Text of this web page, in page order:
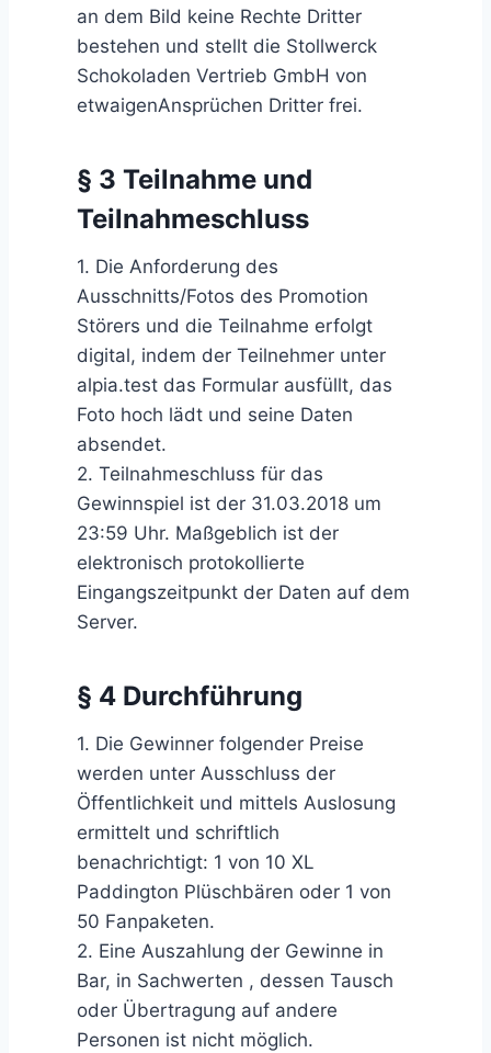
an dem Bild keine Rechte Dritter
bestehen und stellt die Stollwerck
Schokoladen Vertrieb GmbH von
etwaigenAnsprüchen Dritter frei.
§ 3 Teilnahme und
Teilnahmeschluss
1. Die Anforderung des
Ausschnitts/Fotos des Promotion
Störers und die Teilnahme erfolgt
digital, indem der Teilnehmer unter
alpia.test das Formular ausfüllt, das
Foto hoch lädt und seine Daten
absendet.
2. Teilnahmeschluss für das
Gewinnspiel ist der 31.03.2018 um
23:59 Uhr. Maßgeblich ist der
elektronisch protokollierte
Eingangszeitpunkt der Daten auf dem
Server.
§ 4 Durchführung
1. Die Gewinner folgender Preise
werden unter Ausschluss der
Öffentlichkeit und mittels Auslosung
ermittelt und schriftlich
benachrichtigt: 1 von 10 XL
Paddington Plüschbären oder 1 von
50 Fanpaketen.
2. Eine Auszahlung der Gewinne in
Bar, in Sachwerten , dessen Tausch
oder Übertragung auf andere
Personen ist nicht möglich.